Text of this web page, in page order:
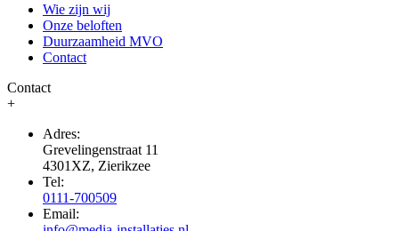
Wie zijn wij
Onze beloften
Duurzaamheid MVO
Contact
Contact
+
Adres:
Grevelingenstraat 11
4301XZ, Zierikzee
Tel:
0111-700509
Email: